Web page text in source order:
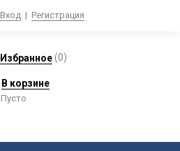
Вход | Регистрация
Избранное(0)
В корзине
Пусто